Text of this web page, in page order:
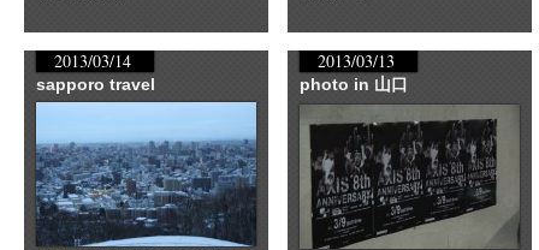
2013/03/14
sapporo travel
2013/03/13
photo in 山口